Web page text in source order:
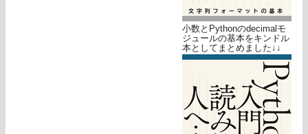
小数とPythonのdecimalモ
ジュールの基本をキンドル
本としてまとめました↓↓